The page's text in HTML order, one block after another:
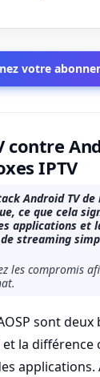
votre
contre
IPTV
Android TV
ce que cela
applications et
streaming
les compromis
sont
et la
applications.